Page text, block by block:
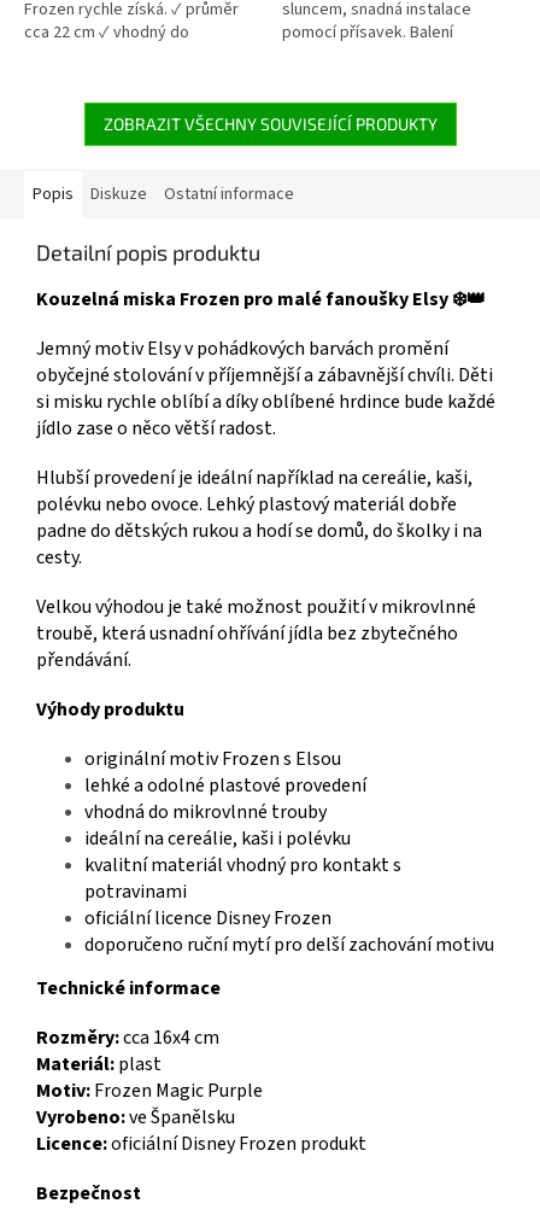
Frozen rychle získá. ✓ průměr
cca 22 cm ✓ vhodný do
Frozen 👉 Více produktů Frozen
sluncem, snadná instalace
pomocí přísavek. Balení
ZOBRAZIT VŠECHNY SOUVISEJÍCÍ PRODUKTY
Popis Diskuze Ostatní informace
Detailní popis produktu
Kouzelná miska Frozen pro malé fanoušky Elsy ❄️👑
Jemný motiv Elsy v pohádkových barvách promění
obyčejné stolování v příjemnější a zábavnější chvíli. Děti
si misku rychle oblíbí a díky oblíbené hrdince bude každé
jídlo zase o něco větší radost.
Hlubší provedení je ideální například na cereálie, kaši,
polévku nebo ovoce. Lehký plastový materiál dobře
padne do dětských rukou a hodí se domů, do školky i na
cesty.
Velkou výhodou je také možnost použití v mikrovlnné
troubě, která usnadní ohřívání jídla bez zbytečného
přendávání.
Výhody produktu
originální motiv Frozen s Elsou
lehké a odolné plastové provedení
vhodná do mikrovlnné trouby
ideální na cereálie, kaši i polévku
kvalitní materiál vhodný pro kontakt s
potravinami
oficiální licence Disney Frozen
doporučeno ruční mytí pro delší zachování motivu
Technické informace
Rozměry:cca 16x4 cm
Materiál:plast
Motiv:Frozen Magic Purple
Vyrobeno:ve Španělsku
Licence:oficiální Disney Frozen produkt
Bezpečnost